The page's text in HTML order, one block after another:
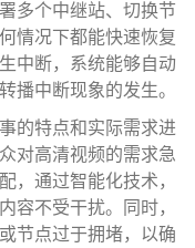
多个中继站、切换节
情况下都能快速恢复
中断，系统能够自动
播中断现象的发生。
的特点和实际需求进
对高清视频的需求急
，通过智能化技术，
容不受干扰。同时，
节点过于拥堵，以确